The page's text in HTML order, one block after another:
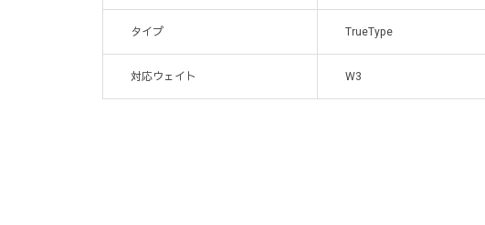
タイプ TrueType
対応ウェイト W3